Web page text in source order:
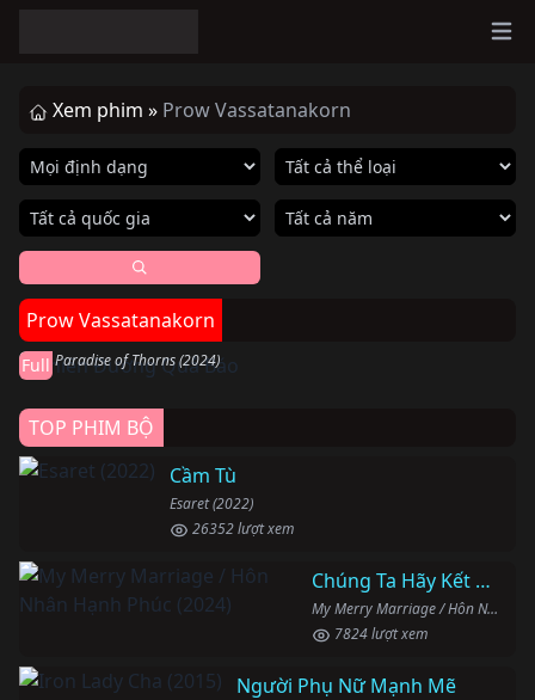
Xem phim » Prow Vassatanakorn
Prow Vassatanakorn
Thiên Đường Quả Báo
The Paradise of Thorns (2024)
Full
Hoàn thành
TOP PHIM BỘ
Cầm Tù
Esaret (2022)
26352 lượt xem
Chúng Ta Hãy Kết Hôn Nhé
My Merry Marriage / Hôn Nhân Hạnh Phúc (2024)
7824 lượt xem
Người Phụ Nữ Mạnh Mẽ